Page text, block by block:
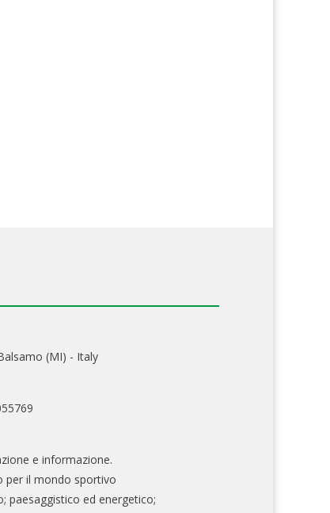
(MI) - Italy
e informazione.
per il mondo sportivo
paesaggistico ed energetico;